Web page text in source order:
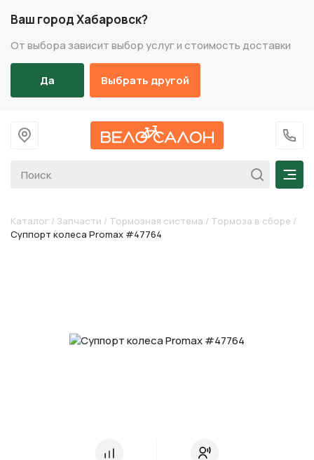
Ваш город Хабаровск?
От выбора зависит выбор услуг и стоимость доставки
Да Выбрать другой
На главную
+7
Каталог / Запчасти / Тормозная система / Тормоза в сборе /
Суппорт колеса Promax #47764